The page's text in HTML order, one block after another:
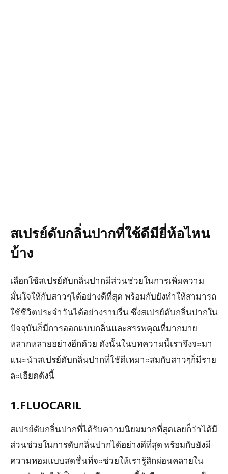
สเปรย์ดับกลิ่นปากที่ใช้ดีมียี่ห้อไหน
บ้าง
เลือกใช้สเปรย์ดับกลิ่นปากมีส่วนช่วยในการเพิ่มความ
มั่นใจให้กับสาวๆได้อย่างดีที่สุด พร้อมกับยังทำให้สามารถ
ใช้ชีวิตประจำวันได้อย่างราบรื่น ซึ่งสเปรย์ดับกลิ่นปากใน
ปัจจุบันก็มีการออกแบบกลิ่นและสรรพคุณที่มากมาย
หลากหลายอย่างอีกด้วย ดังนั้นในบทความนี้เราจึงจะมา
แนะนำสเปรย์ดับกลิ่นปากที่ใช้ดีเหมาะสมกับสาวๆก็มีราย
ละเอียดดังนี้
1.FLUOCARIL
สเปรย์ดับกลิ่นปากที่ได้รับความนิยมมากที่สุดเลยก็ว่าได้มี
ส่วนช่วยในการดับกลิ่นปากได้อย่างดีที่สุด พร้อมกับยังมี
ความหอมแบบสดชื่นที่จะช่วยให้เรารู้สึกผ่อนคลายใน